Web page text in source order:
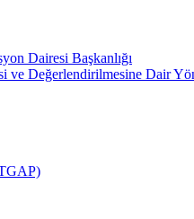
Dairesi Başkanlığı
ve Değerlendirilmesine Dair